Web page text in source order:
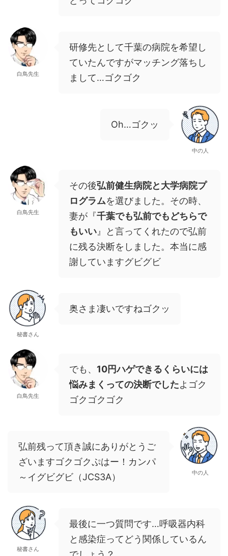
白鳥先生
研修先として千葉の病院を希望し
ていたんですがマッチング落ちし
まして…ゴクゴク
Oh…ゴクッ
中の人
白鳥先生
その後弘前健生病院と大学病院プ
ログラムを選びました。その時、
妻が『千葉でも弘前でもどちらで
もいい 』と言ってくれたので弘前
に残る決断をしました。本当に感
謝していますグビグビ
秘書さん
奥さま凄いですねゴクッ
白鳥先生
でも、 10円ハゲできるくらいには
悩みまくっての決断でしたよゴク
ゴクゴクゴク
弘前残って頂き誠にありがとうご
ざいますゴクゴクぷはー！カンパ
～イグビグビ（JCS3A）
中の人
秘書さん
最後に一つ質問です…呼吸器内科
と感染症ってどう関係しているん